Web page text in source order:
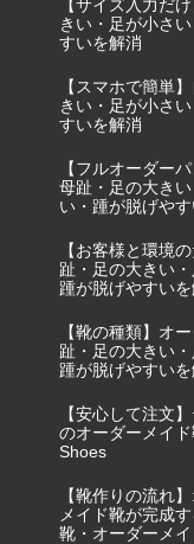
【サイズ入力だ
きい・足が小さ
すいを解消
【スマホで簡単
きい・足が小さ
すいを解消
【フルオーダー
母趾・足の大き
い・踵が脱げや
【お客様と環境
趾・足の大きい
踵が脱げやすい
【靴の種類】オ
趾・足の大きい
踵が脱げやすい
【安心して注文
のオーダーメイ
Shoes
【靴作りの流れ
メイド靴が完成
靴・オーダーメ